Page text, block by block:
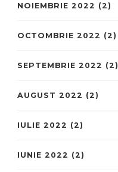
NOIEMBRIE 2022 (2)
OCTOMBRIE 2022 (2)
SEPTEMBRIE 2022 (2)
AUGUST 2022 (2)
IULIE 2022 (2)
IUNIE 2022 (2)